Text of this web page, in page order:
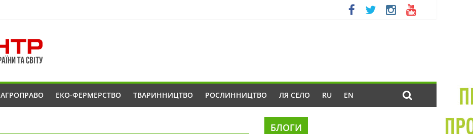
АГРОПРАВО ЕКО-ФЕРМЕРСТВО ТВАРИННИЦТВО РОСЛИННИЦТВО ЛЯ СЕЛО RU EN
БЛОГИ